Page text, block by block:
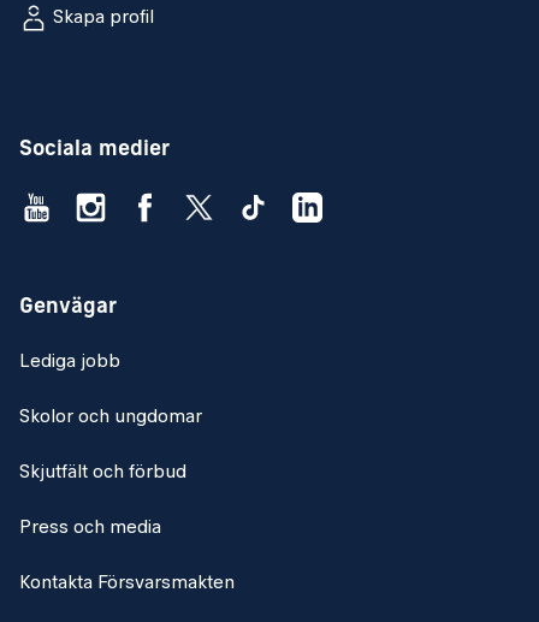
Skapa profil
Sociala medier
Genvägar
Lediga jobb
Skolor och ungdomar
Skjutfält och förbud
Press och media
Kontakta Försvarsmakten